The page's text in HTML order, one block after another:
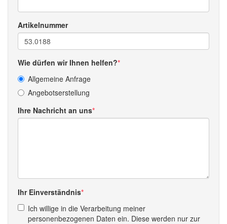
Artikelnummer
Wie dürfen wir Ihnen helfen?
Allgemeine Anfrage
Angebotserstellung
Ihre Nachricht an uns
Ihr Einverständnis
Ich willige in die Verarbeitung meiner
personenbezogenen Daten ein. Diese werden nur zur